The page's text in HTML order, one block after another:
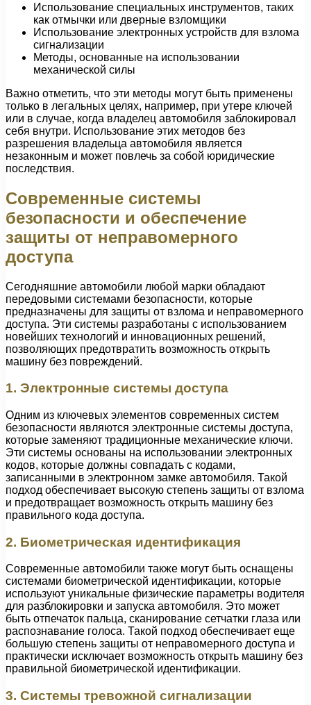
Использование специальных инструментов, таких
как отмычки или дверные взломщики
Использование электронных устройств для взлома
сигнализации
Методы, основанные на использовании
механической силы
Важно отметить, что эти методы могут быть применены
только в легальных целях, например, при утере ключей
или в случае, когда владелец автомобиля заблокировал
себя внутри. Использование этих методов без
разрешения владельца автомобиля является
незаконным и может повлечь за собой юридические
последствия.
Современные системы
безопасности и обеспечение
защиты от неправомерного
доступа
Сегодняшние автомобили любой марки обладают
передовыми системами безопасности, которые
предназначены для защиты от взлома и неправомерного
доступа. Эти системы разработаны с использованием
новейших технологий и инновационных решений,
позволяющих предотвратить возможность открыть
машину без повреждений.
1. Электронные системы доступа
Одним из ключевых элементов современных систем
безопасности являются электронные системы доступа,
которые заменяют традиционные механические ключи.
Эти системы основаны на использовании электронных
кодов, которые должны совпадать с кодами,
записанными в электронном замке автомобиля. Такой
подход обеспечивает высокую степень защиты от взлома
и предотвращает возможность открыть машину без
правильного кода доступа.
2. Биометрическая идентификация
Современные автомобили также могут быть оснащены
системами биометрической идентификации, которые
используют уникальные физические параметры водителя
для разблокировки и запуска автомобиля. Это может
быть отпечаток пальца, сканирование сетчатки глаза или
распознавание голоса. Такой подход обеспечивает еще
большую степень защиты от неправомерного доступа и
практически исключает возможность открыть машину без
правильной биометрической идентификации.
3. Системы тревожной сигнализации